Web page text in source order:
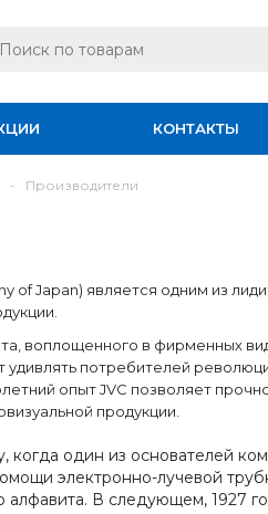
КОНТАКТЫ
- Производители
of Japan) является одним из
воплощенного в фирменных
удивлять потребителей
опыт JVC позволяет
продукции.
когда один из основателей
электронно-лучевой
В следующем, 1927